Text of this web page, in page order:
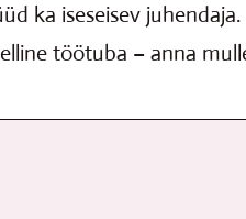
ka iseseisev
töötuba – anna